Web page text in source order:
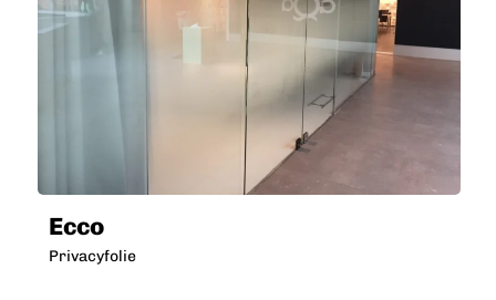
Ecco
Privacyfolie